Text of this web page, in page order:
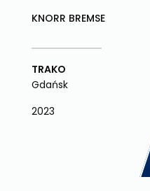
KNORR BREMSE
TRAKO
Gdańsk
2023